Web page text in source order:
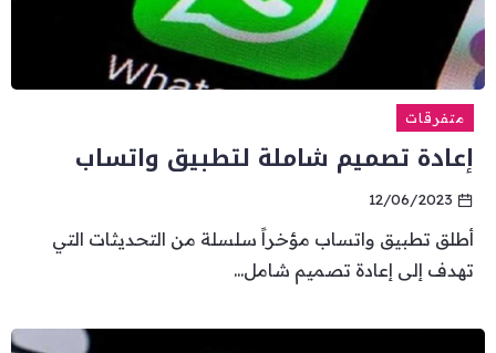
متفرقات
إعادة تصميم شاملة لتطبيق واتساب
12/06/2023
أطلق تطبيق واتساب مؤخراً سلسلة من التحديثات التي
تهدف إلى إعادة تصميم شامل...